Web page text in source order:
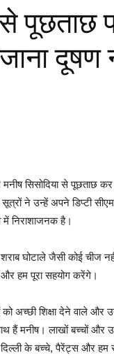
पूछताछ
दूषण
मनीष सिसोदिया से
ने उन्हें अपने डिप्टी सीएम
में निराशाजनक है।
घोटाले जैसी कोई चीज
और हम पूरा सहयोग करेंगे।
अच्छी शिक्षा देने वाले और
हैं मनीष। लाखों बच्चों
के बच्चे, पैरेंट्स और हम